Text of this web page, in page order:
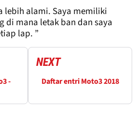
lebih alami. Saya memiliki
di mana letak ban dan saya
lap. ”
-
NEXT
Daftar entri Moto3 2018